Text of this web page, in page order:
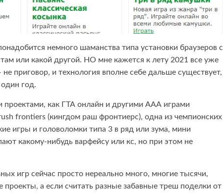
немного шаманства типа установки браузеров с
или какой другой. НО мне кажется к лету 2021 все уже
приговор, и технология вполне себе дальше существует,
год.
проектами, как ГТА онлайн и другими ААА играми
frontiers (кингдом раш фронтиерс), одна из чемпионских
игры и головоломки типа 3 в ряд или зума, мини
какому-нибудь варфейсу или кс, но при этом не
игр сейчас просто нереально много, многие тысячи,
проекты, а если считать разные забавные треш поделки от